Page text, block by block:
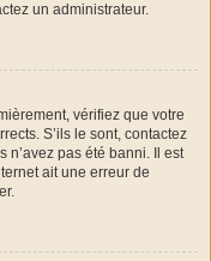
un administrateur.
vérifiez que votre
S’ils le sont, contactez
n’avez pas été banni. Il est
ait une erreur de